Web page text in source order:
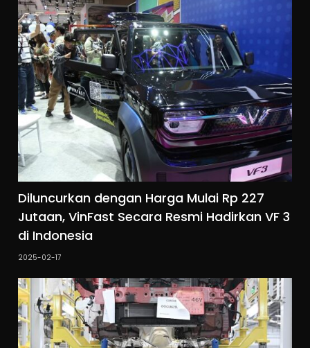
Diluncurkan dengan Harga Mulai Rp 227
Jutaan, VinFast Secara Resmi Hadirkan VF 3
di Indonesia
2025-02-17